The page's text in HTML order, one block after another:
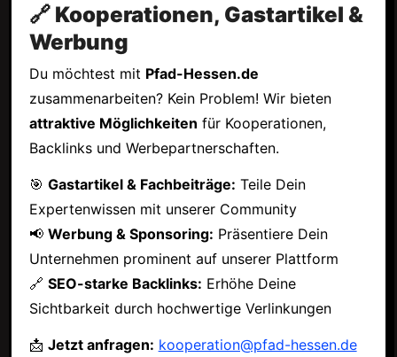
🔗 Kooperationen, Gastartikel &
Werbung
Du möchtest mit Pfad-Hessen.de
zusammenarbeiten? Kein Problem! Wir bieten
attraktive Möglichkeiten für Kooperationen,
Backlinks und Werbepartnerschaften.
🎯 Gastartikel & Fachbeiträge: Teile Dein
Expertenwissen mit unserer Community
📢 Werbung & Sponsoring: Präsentiere Dein
Unternehmen prominent auf unserer Plattform
🔗 SEO-starke Backlinks: Erhöhe Deine
Sichtbarkeit durch hochwertige Verlinkungen
📩 Jetzt anfragen: kooperation@pfad-hessen.de